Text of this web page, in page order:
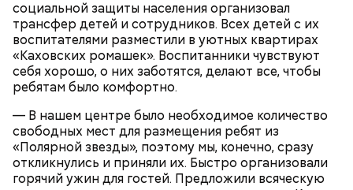
социальной защиты населения организовал
трансфер детей и сотрудников. Всех детей с их
воспитателями разместили в уютных квартирах
«Каховских ромашек». Воспитанники чувствуют
себя хорошо, о них заботятся, делают все, чтобы
ребятам было комфортно.
— В нашем центре было необходимое количество
свободных мест для размещения ребят из
«Полярной звезды», поэтому мы, конечно, сразу
откликнулись и приняли их. Быстро организовали
горячий ужин для гостей. Предложили всяческую
Святой Николай Чудотворец считается
покровителем путешествующих, а также
оберегает детей и подростков. Многие мамы
провожают своих чад на прогулку, прося святого
Николая присмотреть за ними, сберечь от разных
уличных происшествий. Кроме того, святому
попавших в плохую компанию, и хуже того —
пристрастившихся к наркотикам. Молятся
святителю Николаю о благополучном замужестве
дочерей.
Кабачки очистить от кожицы. Нарезать
кружочками или дольками, предварительно удалив
сердцевину. Нарезанные кабачки обвалять в муке и
обжарить в масле (половина нормы). Зеленый лук
нашинковать, слегка спас-серовать в оставшемся
масле и добавить к нему нашинкованные листья
шпината, салата, зелень петрушки, помидоры,
нарезанные небольшими дольками, и все тушить 10
минут. Листья шпината или салата можно заменить